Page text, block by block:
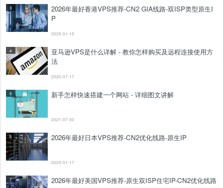
3
2026年最好香港VPS推荐-CN2 GIA线路-双ISP类型原生I
P
2025-01-15
4
亚马逊VPS是什么详解 - 教你怎样购买及远程连接使用方
法
2020-07-17
5 新手怎样快速搭建一个网站 - 详细图文讲解
2021-07-30
6 2026年最好日本VPS推荐-CN2优化线路-原生IP
2025-01-17
7 2026年最好美国VPS推荐-原生双ISP住宅IP-CN2优化线路